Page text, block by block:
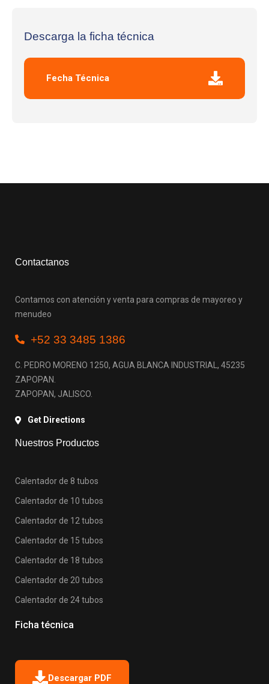
Descarga la ficha técnica
Fecha Técnica
Contactanos
Contamos con atención y venta para compras de mayoreo y
menudeo
+52 33 3485 1386
C. PEDRO MORENO 1250, AGUA BLANCA INDUSTRIAL, 45235
ZAPOPAN.
ZAPOPAN, JALISCO.
Get Directions
Nuestros Productos
Calentador de 8 tubos
Calentador de 10 tubos
Calentador de 12 tubos
Calentador de 15 tubos
Calentador de 18 tubos
Calentador de 20 tubos
Calentador de 24 tubos
Ficha técnica
Descargar PDF